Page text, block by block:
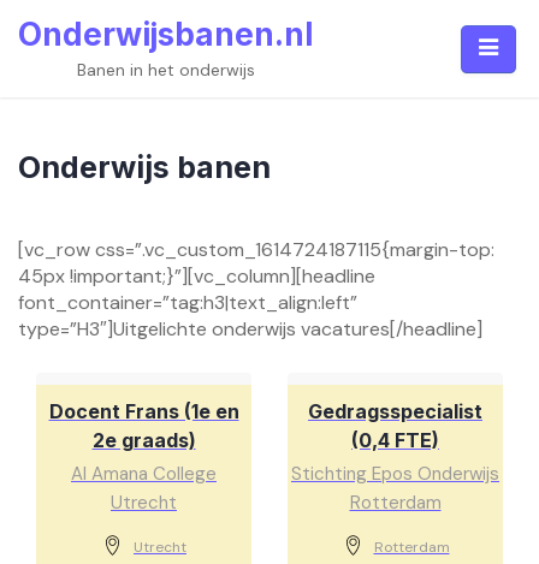
Onderwijsbanen.nl
Banen in het onderwijs
Onderwijs banen
[vc_row css=”.vc_custom_1614724187115{margin-top:
45px !important;}”][vc_column][headline
font_container=”tag:h3|text_align:left”
type=”H3″]Uitgelichte onderwijs vacatures[/headline]
Docent Frans (1e en
2e graads)
Al Amana College
Utrecht
Utrecht
Gedragsspecialist
(0,4 FTE)
Stichting Epos Onderwijs
Rotterdam
Rotterdam